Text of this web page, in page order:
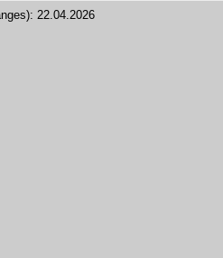
22.04.2026